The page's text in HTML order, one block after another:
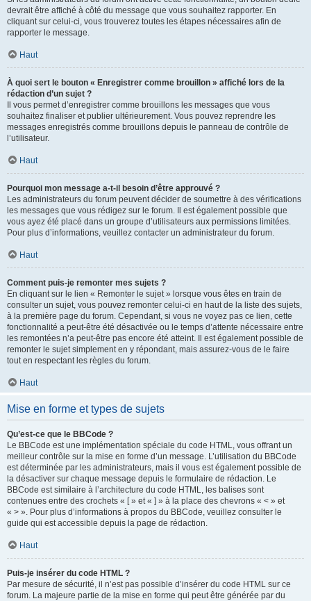
devrait être affiché à côté du message que vous souhaitez rapporter. En
cliquant sur celui-ci, vous trouverez toutes les étapes nécessaires afin de
rapporter le message.
Haut
À quoi sert le bouton « Enregistrer comme brouillon » affiché lors de la
rédaction d’un sujet ?
Il vous permet d’enregistrer comme brouillons les messages que vous
souhaitez finaliser et publier ultérieurement. Vous pouvez reprendre les
messages enregistrés comme brouillons depuis le panneau de contrôle de
l’utilisateur.
Haut
Pourquoi mon message a-t-il besoin d’être approuvé ?
Les administrateurs du forum peuvent décider de soumettre à des vérifications
les messages que vous rédigez sur le forum. Il est également possible que
vous ayez été placé dans un groupe d’utilisateurs aux permissions limitées.
Pour plus d’informations, veuillez contacter un administrateur du forum.
Haut
Comment puis-je remonter mes sujets ?
En cliquant sur le lien « Remonter le sujet » lorsque vous êtes en train de
consulter un sujet, vous pouvez remonter celui-ci en haut de la liste des sujets,
à la première page du forum. Cependant, si vous ne voyez pas ce lien, cette
fonctionnalité a peut-être été désactivée ou le temps d’attente nécessaire entre
les remontées n’a peut-être pas encore été atteint. Il est également possible de
remonter le sujet simplement en y répondant, mais assurez-vous de le faire
tout en respectant les règles du forum.
Haut
Mise en forme et types de sujets
Qu’est-ce que le BBCode ?
Le BBCode est une implémentation spéciale du code HTML, vous offrant un
meilleur contrôle sur la mise en forme d’un message. L’utilisation du BBCode
est déterminée par les administrateurs, mais il vous est également possible de
la désactiver sur chaque message depuis le formulaire de rédaction. Le
BBCode est similaire à l’architecture du code HTML, les balises sont
contenues entre des crochets « [ » et « ] » à la place des chevrons « < » et
« > ». Pour plus d’informations à propos du BBCode, veuillez consulter le
guide qui est accessible depuis la page de rédaction.
Haut
Puis-je insérer du code HTML ?
Par mesure de sécurité, il n’est pas possible d’insérer du code HTML sur ce
forum. La majeure partie de la mise en forme qui peut être générée par du